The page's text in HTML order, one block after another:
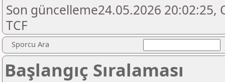
Son güncelleme24.05.2026
TCF
Sporcu Ara
Başlangıç Sıralaması